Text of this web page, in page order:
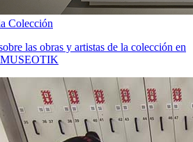
Colección
las obras y artistas de la colección en